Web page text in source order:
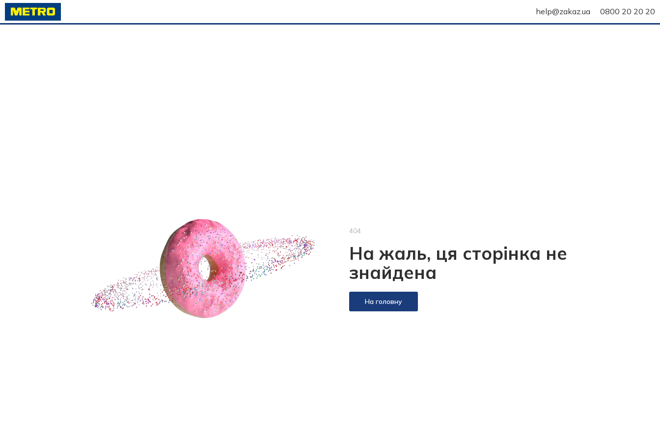
help@zakaz.ua 0800 20 20 20
404
На жаль, ця сторінка не
знайдена
На головну